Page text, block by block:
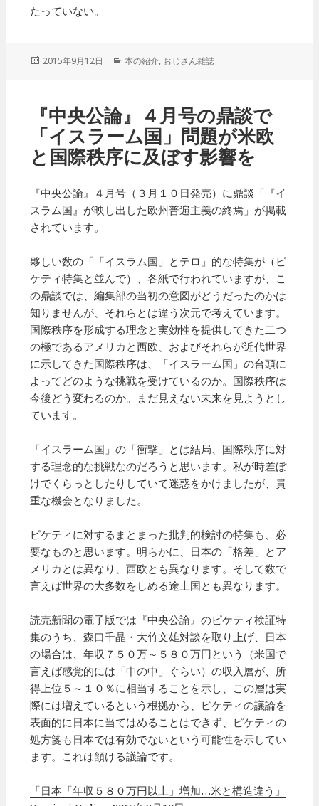
たっていない。
投
2015年9月12日
カ
ー
本の紹介, おじさん雑誌
『中央公論』４月号の鼎談で
「イスラーム国」問題が米欧
と国際秩序に及ぼす影響を
『中央公論』４月号（３月１０日発売）に鼎談「『イ
スラム国』が映し出した欧州普遍主義の終焉」が掲載
されています。
夥しい数の「「イスラム国」とテロ」的な特集が（ピ
ケティ特集と並んで）、各紙で行われていますが、こ
の鼎談では、編集部の当初の意図がどうだったのかは
知りませんが、それらとは違う次元で考えています。
国際秩序を形成する理念と実効性を提供してきた二つ
の極であるアメリカと西欧、およびそれらが近代世界
に示してきた国際秩序は、「イスラーム国」の台頭に
よってどのような挑戦を受けているのか。国際秩序は
今後どう変わるのか。まだ見えない未来を見ようとし
ています。
「イスラーム国」の「衝撃」とは結局、国際秩序に対
する理念的な挑戦なのだろうと思います。私が時差ぼ
けでくらっとしたりしていて迷惑をかけましたが、貴
重な機会となりました。
ピケティに対するまとまった批判的検討の特集も、必
要なものと思います。明らかに、日本の「格差」とア
メリカとは異なり、西欧とも異なります。そして数で
言えば世界の大多数をしめる途上国とも異なります。
読売新聞の電子版では『中央公論』のピケティ検証特
集のうち、森口千晶・大竹文雄対談を取り上げ、日本
の場合は、年収７５０万～５８０万円という（米国で
言えば感覚的には「中の中」ぐらい）の収入層が、所
得上位５～１０％に相当することを示し、この層は実
際には増えているという根拠から、ピケティの議論を
表面的に日本に当てはめることはできず、ピケティの
処方箋も日本では有効でないという可能性を示してい
ます。これは頷ける議論です。
「日本「年収５８０万円以上」増加…米と構造違う」